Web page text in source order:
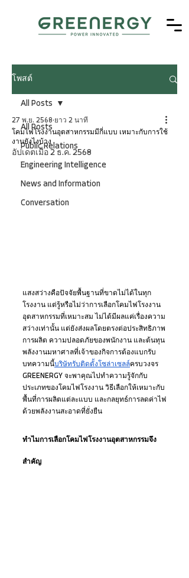
โพสต์
All Posts
Public Relations
Engineering Intelligence
News and Information
Conversation
All Posts
โคมไฟโรงงานอุตสาหกรรมมีกี่แบบ เหมาะกับการใช้
งานยังไงบ้าง
27 พ.ย. 2568 ยาว 2 นาที
อัปเดตเมื่อ 2 ธ.ค. 2568
แสงสว่างคือปัจจัยพื้นฐานที่ขาดไม่ได้ในทุก
โรงงาน แต่รู้หรือไม่ว่าการเลือกโคมไฟโรงงาน
อุตสาหกรรมที่เหมาะสม ไม่ได้มีผลแค่เรื่องความ
สว่างเท่านั้น แต่ยังส่งผลโดยตรงต่อประสิทธิภาพ
การผลิต ความปลอดภัยของพนักงาน และต้นทุน
พลังงานมหาศาลที่เจ้าของกิจการต้องแบกรับ
บทความนี้บริษัทรับติดตั้งโซล่าเซลล์ครบวงจร
GREENERGY จะพาคุณไปทำความรู้จักกับ
ประเภทของโคมไฟโรงงาน วิธีเลือกให้เหมาะกับ
พื้นที่การผลิตแต่ละแบบ และกลยุทธ์การลดค่าไฟ
ด้วยพลังงานสะอาดที่ยั่งยืน
ทำไมการเลือกโคมไฟโรงงานอุตสาหกรรมจึง
สำคัญ